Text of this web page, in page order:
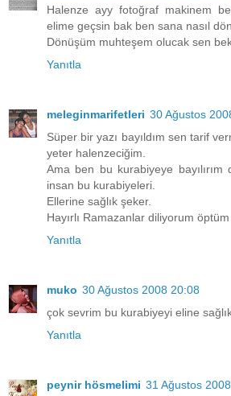
Halenze ayy fotoğraf makinem
elime geçsin bak ben sana nasıl
Dönüşüm muhteşem olucak sen
Yanıtla
meleginmarifetleri 30 Ağustos
Süper bir yazı bayıldım sen tarif
yeter halenzeciğim.
Ama ben bu kurabiyeye
insan bu kurabiyeleri.
Ellerine sağlık şeker.
Hayırlı Ramazanlar diliyorum öptüm
Yanıtla
muko 30 Ağustos 2008 20:08
çok sevrim bu kurabiyeyi eline
Yanıtla
peynir hösmelimi 31 Ağustos